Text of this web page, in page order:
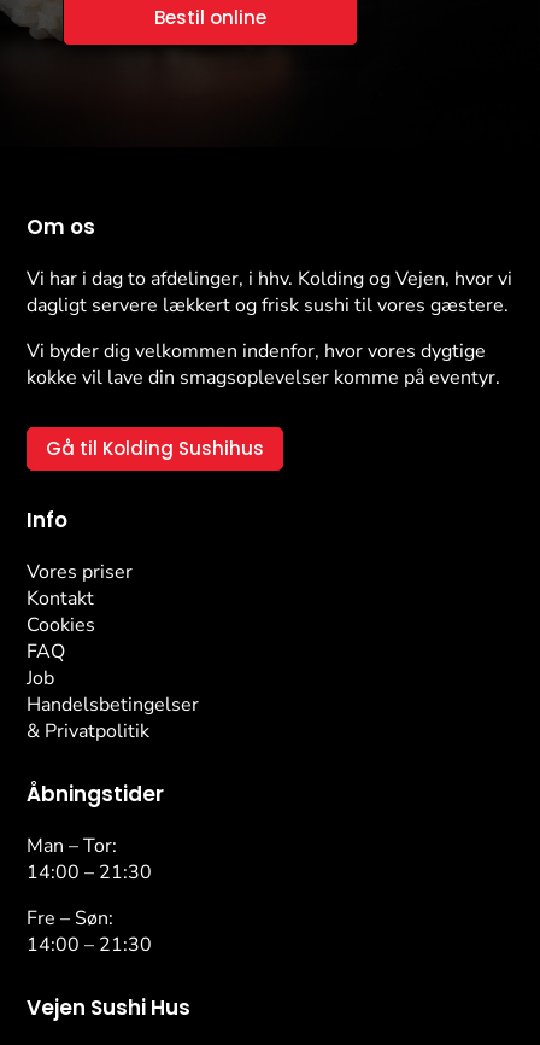
Bestil online
Om os
Vi har i dag to afdelinger, i hhv. Kolding og Vejen, hvor vi
dagligt servere lækkert og frisk sushi til vores gæstere.
Vi byder dig velkommen indenfor, hvor vores dygtige
kokke vil lave din smagsoplevelser komme på eventyr.
Gå til Kolding Sushihus
Info
Vores priser
Kontakt
Cookies
FAQ
Job
Handelsbetingelser
& Privatpolitik
Åbningstider
Man – Tor:
14:00 – 21:30
Fre – Søn:
14:00 – 21:30
Vejen Sushi Hus